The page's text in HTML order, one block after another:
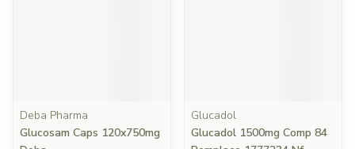
Deba Pharma
Glucosam Caps 120x750mg
Glucadol
Glucadol 1500mg Comp 84